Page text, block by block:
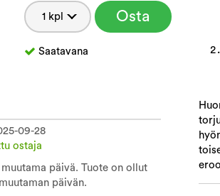
Osta
Saatavana
09-28
ostaja
päivä. Tuote on ollut
päivän.